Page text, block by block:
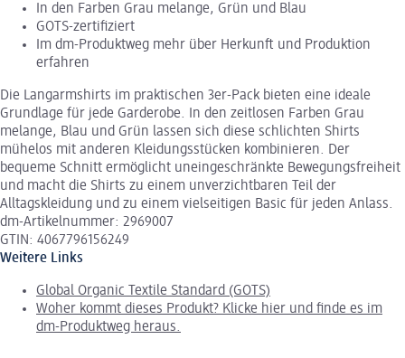
In den Farben Grau melange, Grün und Blau
GOTS-zertifiziert
Im dm-Produktweg mehr über Herkunft und Produktion
erfahren
Die Langarmshirts im praktischen 3er-Pack bieten eine ideale
Grundlage für jede Garderobe. In den zeitlosen Farben Grau
melange, Blau und Grün lassen sich diese schlichten Shirts
mühelos mit anderen Kleidungsstücken kombinieren. Der
bequeme Schnitt ermöglicht uneingeschränkte Bewegungsfreiheit
und macht die Shirts zu einem unverzichtbaren Teil der
Alltagskleidung und zu einem vielseitigen Basic für jeden Anlass.
dm-Artikelnummer: 2969007
GTIN: 4067796156249
Weitere Links
Global Organic Textile Standard (GOTS)
Woher kommt dieses Produkt? Klicke hier und finde es im
dm-Produktweg heraus.